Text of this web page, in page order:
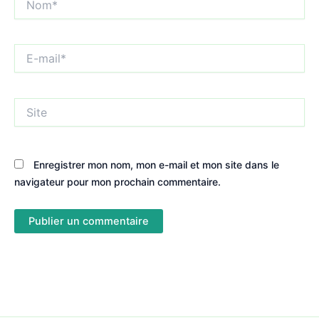
mail*
Enregistrer mon nom, mon e-mail et mon site dans le
navigateur pour mon prochain commentaire.